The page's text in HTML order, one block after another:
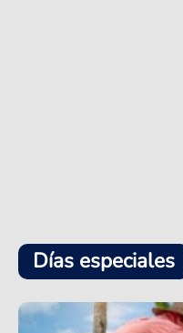
Días especiales